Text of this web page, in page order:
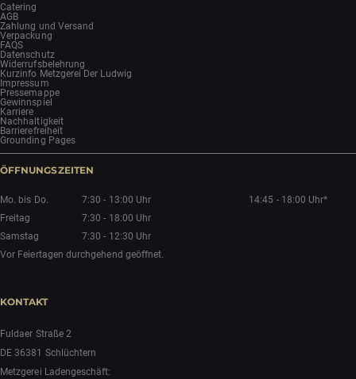
Catering
AGB
Zahlung und Versand
Verpackung
FAQS
Datenschutz
Widerrufsbelehrung
Kurzinfo Metzgerei Der Ludwig
Impressum
Pressemappe
Gewinnspiel
Karriere
Nachhaltigkeit
Barrierefreiheit
Grounding Pages
ÖFFNUNGSZEITEN
Mo. bis Do. 7:30 - 13:00 Uhr
14:45 - 18:00 Uhr*
Freitag
7:30 - 18:00 Uhr
Samstag
7:30 - 12:30 Uhr
Vor Feiertagen durchgehend geöffnet.
KONTAKT
Fuldaer Straße 2
DE 36381 Schlüchtern
Metzgerei Ladengeschäft: